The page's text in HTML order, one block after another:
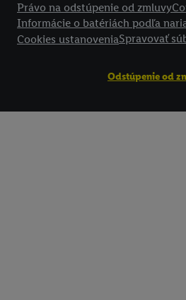
Právo na odstúpenie od zmluvy
Informácie o batériách podľa
Cookies ustanoveniaSpravovať
Odstúpenie od